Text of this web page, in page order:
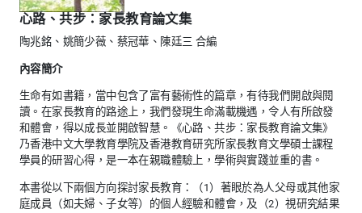
心路、共步：家長教育論文集
陶兆銘、姚簡少薇、蔡冠華、陳廷三 合編
內容簡介
生命有如書籍，當中包含了富有藝術性的篇章，有待我們開啟與閱
讀。在家長教育的路途上，我們發現生命滿載機遇，令人有所啟發
和體會，得以成長並開啟智慧。《心路、共步：家長教育論文集》
乃香港中文大學教育學院及香港教育研究所家長教育文學碩士課程
學員的研習心得，是一本在親職體驗上，學術與實踐並重的書。
本書從以下兩個方向探討家長教育：（1）著眼於為人父母或其他家
庭成員（如夫婦、子女等）的個人經驗和體會，及（2）視研究結果